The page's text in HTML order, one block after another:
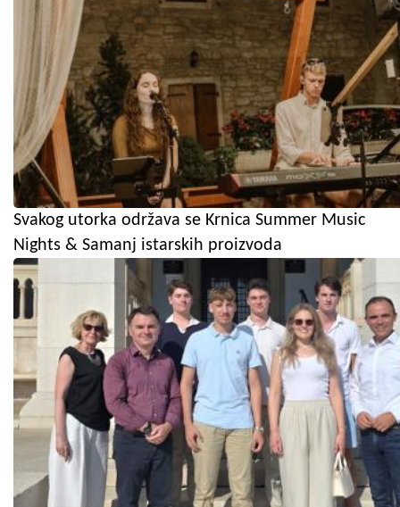
Svakog utorka održava se Krnica Summer Music
Nights & Samanj istarskih proizvoda